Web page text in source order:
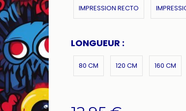
IMPRESSION RECTO
LONGUEUR :
80 CM 120 CM 160 CM